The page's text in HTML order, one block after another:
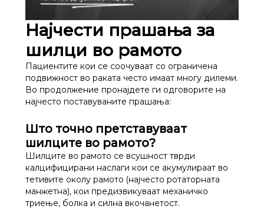
Најчести прашања за
шилци во рамото
Пациентите кои се соочуваат со ограничена
подвижност во раката често имаат многу дилеми.
Во продолжение пронајдете ги одговорите на
најчесто поставуваните прашања:
Што точно претставуваат
шилците во рамото?
Шилците во рамото се всушност тврди
калцифицирани наслаги кои се акумулираат во
тетивите околу рамото (најчесто ротаторната
манжетна), кои предизвикуваат механичко
триење, болка и силна вкочанетост.